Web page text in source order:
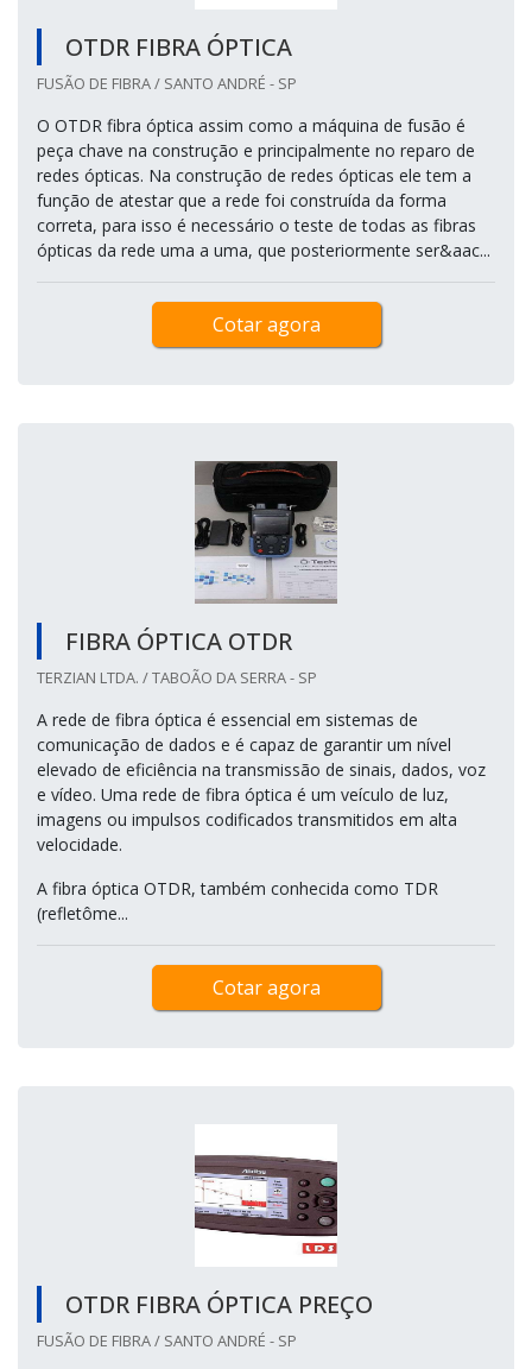
OTDR FIBRA ÓPTICA
FUSÃO DE FIBRA / SANTO ANDRÉ - SP
O OTDR fibra óptica assim como a máquina de fusão é
peça chave na construção e principalmente no reparo de
redes ópticas. Na construção de redes ópticas ele tem a
função de atestar que a rede foi construída da forma
correta, para isso é necessário o teste de todas as fibras
ópticas da rede uma a uma, que posteriormente ser&aac...
Cotar agora
FIBRA ÓPTICA OTDR
TERZIAN LTDA. / TABOÃO DA SERRA - SP
A rede de fibra óptica é essencial em sistemas de
comunicação de dados e é capaz de garantir um nível
elevado de eficiência na transmissão de sinais, dados, voz
e vídeo. Uma rede de fibra óptica é um veículo de luz,
imagens ou impulsos codificados transmitidos em alta
velocidade.
A fibra óptica OTDR, também conhecida como TDR
(refletôme...
Cotar agora
OTDR FIBRA ÓPTICA PREÇO
FUSÃO DE FIBRA / SANTO ANDRÉ - SP